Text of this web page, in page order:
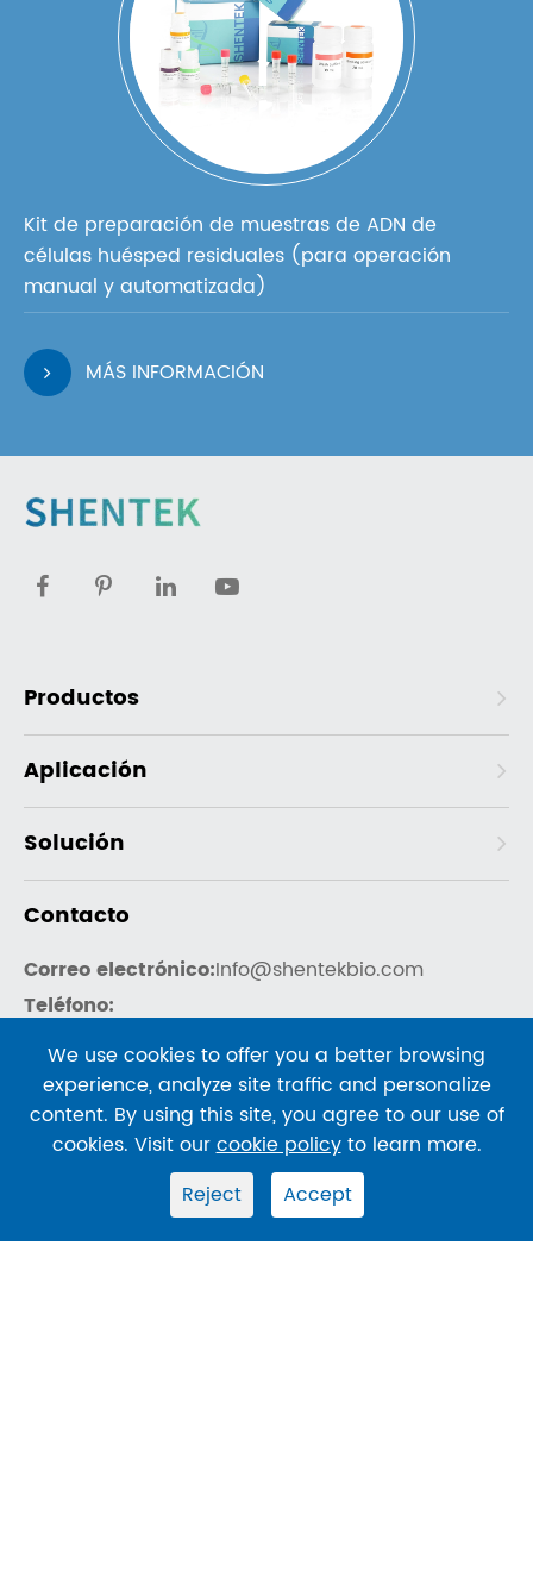
Kit de preparación de muestras de ADN de
células huésped residuales (para operación
manual y automatizada)
MÁS INFORMACIÓN
Productos
Aplicación
Solución
Contacto
Correo electrónico:Info@shentekbio.com
Teléfono:
US Mobile: 1-908-822-3199
Oficina de EE. UU.: 1-800-960-3004 ext 720
Oficina de China: 86-400-878-2189
Dirección:
: 3350 Scott Blvd Bldg 6, Santa Clara, CA
We use cookies to offer you a better browsing
experience, analyze site traffic and personalize
content. By using this site, you agree to our use of
cookies. Visit ourcookie policyto learn more.
Reject
Accept